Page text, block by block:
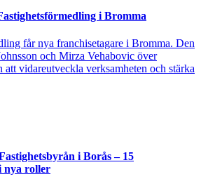
i Bromma
får nya franchisetagare i Bromma. Den
och Mirza Vehabovic över
vidareutveckla verksamheten och stärka
i Borås – 15
nya roller